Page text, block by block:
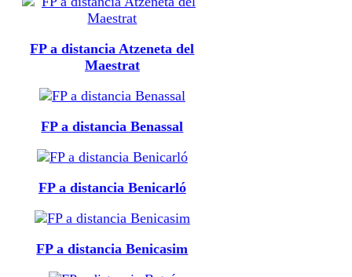
FP a distancia Atzeneta del
Maestrat
FP a distancia Benassal
FP a distancia Benicarló
FP a distancia Benicasim